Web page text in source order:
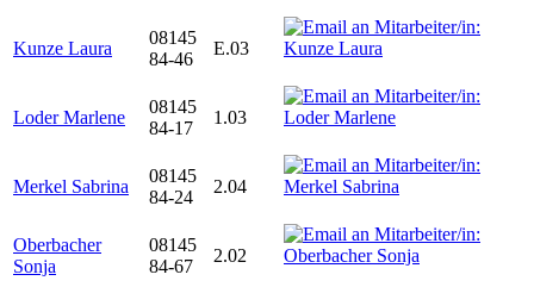
Kunze Laura
08145
84-46
E.03
Loder Marlene
08145
84-17
1.03
Merkel Sabrina
08145
84-24
2.04
Oberbacher
Sonja
08145
84-67
2.02